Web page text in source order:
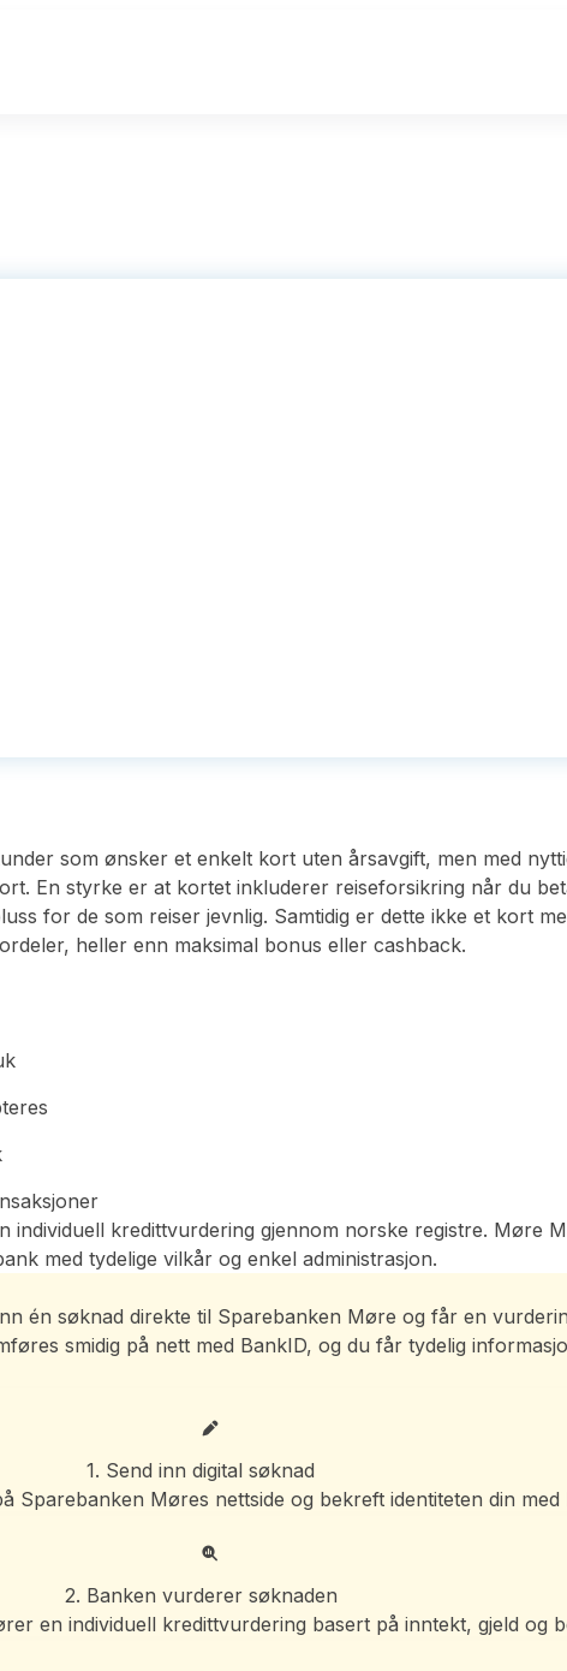
som ønsker et enkelt kort uten årsavgift, men med
En styrke er at kortet inkluderer reiseforsikring når du
for de som reiser jevnlig. Samtidig er dette ikke et kort
heller enn maksimal bonus eller cashback.
individuell kredittvurdering gjennom norske registre. Møre
med tydelige vilkår og enkel administrasjon.
én søknad direkte til Sparebanken Møre og får en
smidig på nett med BankID, og du får tydelig
1. Send inn digital søknad
Sparebanken Møres nettside og bekreft identiteten din med
2. Banken vurderer søknaden
en individuell kredittvurdering basert på inntekt, gjeld og